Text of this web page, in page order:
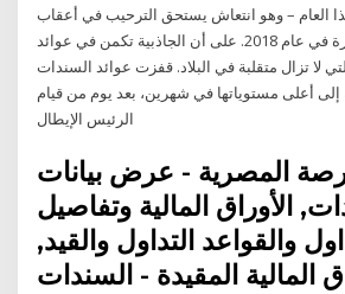
هذا العام – وهو انتعاش يستحق الترحيب في أعقاب
نوبات البيع المتكررة في عام 2018. على أن الجاذبية تكمن في عوائد
لا تزال متقلبة في البلاد. قفزت عوائد السندات
إلى أعلى مستوياتها في شهرين، بعد يوم من قيام
الرئيس الإيطال
المصرية - عرض بيانات
الأوراق المالية وتفاصيل
والقواعد التداول والقيد,
المالية المقيدة - السندات